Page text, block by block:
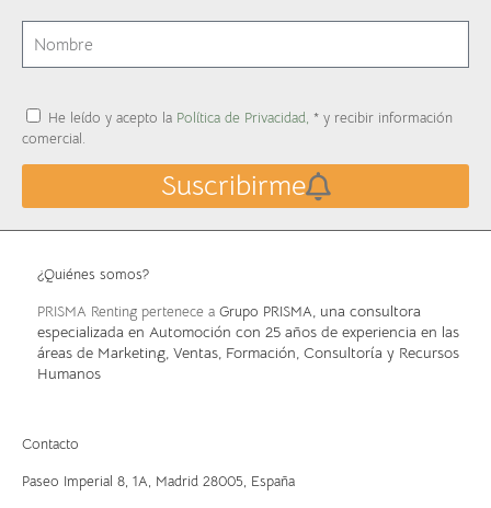
He leído y acepto la Política de Privacidad, * y recibir información
comercial.
Suscribirme
¿Quiénes somos?
PRISMA Renting pertenece a Grupo PRISMA, una consultora
especializada en Automoción con 25 años de experiencia en las
áreas de Marketing, Ventas, Formación, Consultoría y Recursos
Humanos
Contacto
Paseo Imperial 8, 1A, Madrid 28005, España